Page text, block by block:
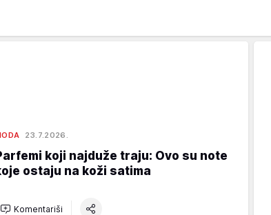
23.7.2026.
koji najduže traju: Ovo su note
ostaju na koži satima
Komentariši